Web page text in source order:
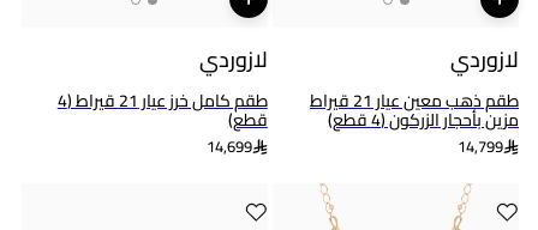
لازوردي
طقم ذهب معين عيار 21 قيراط
مزين بأحجار الزركون (4 قطع)
14,799
لازوردي
طقم كامل خرز عيار 21 قيراط (4
قطع)
14,699